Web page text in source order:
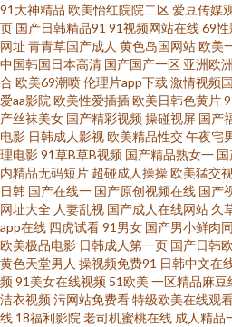
网 午夜av伦理 欧美色图91看片 韩国黄色片
本成人A网 久草国产中文 超碰97福利合集
拍青青草3极品 美女免费抠逼 东方av黄色免
操碰 精品小电影 超碰碰碰96 影音先锋亚洲
精品8 白浆国产91 伊人肏屄 欧美性交片深
色三级网站 超碰成人免费 做爱导航 欧美一
源网站 韩国成人社区 91黑丝精品美女 午
91大神精品 欧美怡红院院二区爱豆传媒
页 国产日韩精品91 91视频网站在线69性
网址 青青草国产成人 黄色岛国网站欧美
中国韩国日本高清 国产国产一区 亚洲欧
合 欧美69潮喷伦理片app下载 激情视频
爱aa影院 欧美性爱插插欧美日韩色黄片
产丝袜美女 国产精彩视频操碰视屏 国产
电影 日韩成人影视欧美精品性交午夜宅
理电影91草B草B视频 国产精品熟女一
内精品无码短片 超碰成人操操欧美猛交
日韩 国产在线一 国产原创视频在线 国产
网址大全 人妻乱视 国产成人在线网站 久
app在线 四虎试看91男女 国产男小鲜肉同
欧美极品电影 日韩成人第一页 国产日韩
黄色天堂男人 操视频免费91 日韩中文在
频91美女在线视频 51欧美 一区精品麻豆
洁衣视频污网站免费看特级欧美在线观
线 18福利影院 老司机蜜桃在线 成人精品